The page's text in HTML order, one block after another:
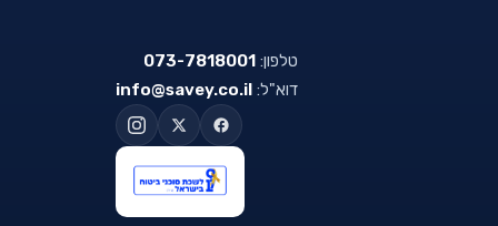
טלפון: 073-7818001
דוא"ל: info@savey.co.il